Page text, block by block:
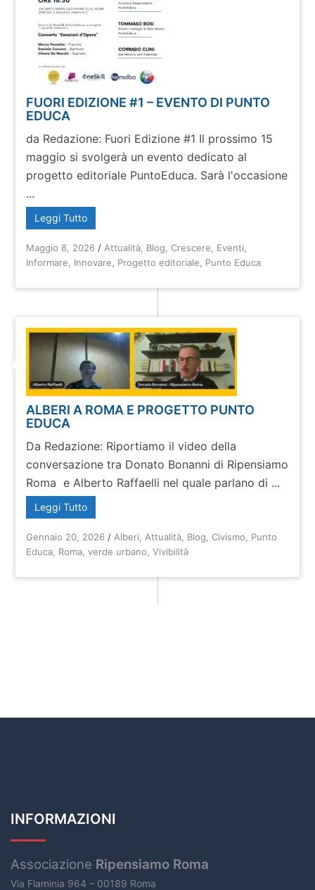
FUORI EDIZIONE #1 – EVENTO DI PUNTO
EDUCA
da Redazione: Fuori Edizione #1 Il prossimo 15
maggio si svolgerà un evento dedicato al
progetto editoriale PuntoEduca. Sarà ​l'occasione
...
Leggi Tutto
Maggio 8, 2026 / Attualità Blog ,Crescere Eventi
Informare
Innovare Progetto editoriale Punto Educa
ALBERI A ROMA E PROGETTO PUNTO
EDUCA
Da Redazione: Riportiamo il video della
conversazione tra Donato Bonanni di Ripensiamo
Roma e Alberto Raffaelli nel quale parlano di ...
Leggi Tutto
Gennaio 20, 2026 / Alberi Attualità Blog ,Civismo
Punto
Educa Roma ,verde urbano ,Vivibilità
INFORMAZIONI
Associazione Ripensiamo Roma
Via Flaminia 964 – 00189 Roma